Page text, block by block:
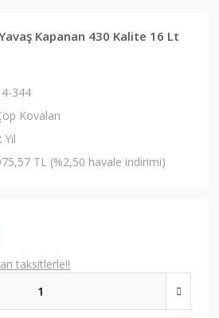
Kapanan 430 Kalite 16 Lt
344
Kovaları
Yıl
TL (%2,50 havale indirimi)
taksitlerle!!